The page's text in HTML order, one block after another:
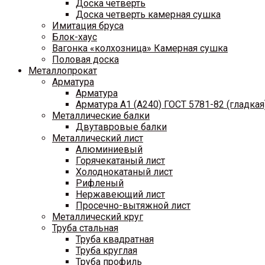
Доска четверть
Доска четверть камерная сушка
Имитация бруса
Блок-хаус
Вагонка «колхозница» Камерная сушка
Половая доска
Металлопрокат
Арматура
Арматура
Арматура A1 (A240) ГОСТ 5781-82
Металлические балки
Двутавровые балки
Металлический лист
Алюминиевый
Горячекатаный лист
Холоднокатаный лист
Рифленый
Нержавеющий лист
Просечно-вытяжной лист
Металлический круг
Труба стальная
Труба квадратная
Труба круглая
Труба профиль